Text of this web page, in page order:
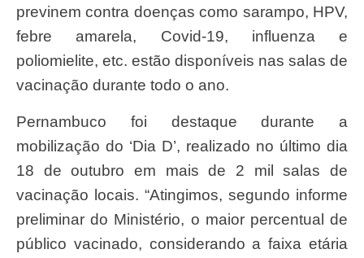
previnem contra doenças como sarampo, HPV,
febre amarela, Covid-19, influenza e
poliomielite, etc. estão disponíveis nas salas de
vacinação durante todo o ano.
Pernambuco foi destaque durante a
mobilização do ‘Dia D’, realizado no último dia
18 de outubro em mais de 2 mil salas de
vacinação locais. “Atingimos, segundo informe
preliminar do Ministério, o maior percentual de
público vacinado, considerando a faixa etária